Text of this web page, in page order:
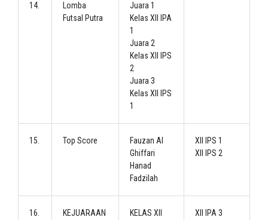
14.
Lomba
Futsal Putra
Juara 1
Kelas XII IPA
1
Juara 2
Kelas XII IPS
2
Juara 3
Kelas XII IPS
1
15. Top Score
Fauzan Al
Ghiffari
Hanad
Fadzilah
XII IPS 1
XII IPS 2
16.
KEJUARAAN
KELAS XII
XII IPA 3